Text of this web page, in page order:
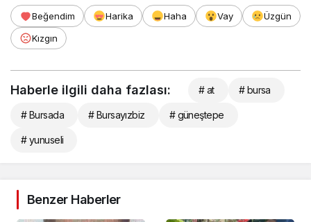
Beğendim Harika Haha Vay
Üzgün
Kızgın
Haberle ilgili daha fazlası: # at # bursa
# Bursada # Bursayızbiz # güneştepe
# yunuseli
Benzer Haberler